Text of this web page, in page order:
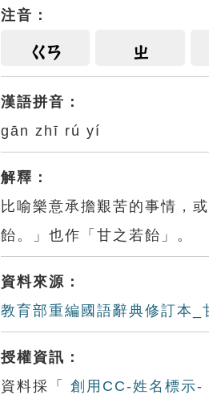
注音：
ㄍㄢ ㄓ
漢語拼音：
gān zhī rú yí
解釋：
比喻樂意承擔艱苦的事情，
飴。」也作「甘之若飴」。
資料來源：
教育部重編國語辭典修訂本_
授權資訊：
資料採「
創用CC-姓名標示-